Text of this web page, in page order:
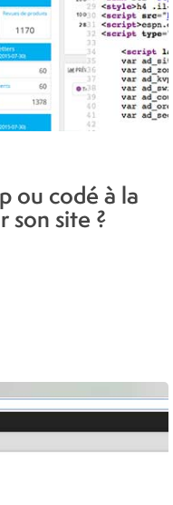
ou codé à la
son site ?